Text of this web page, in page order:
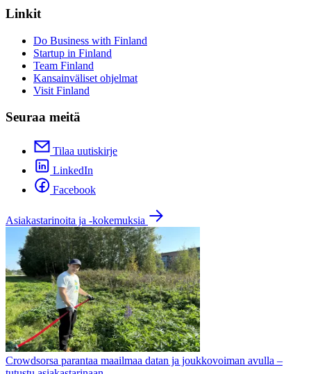
Linkit
Do Business with Finland
Startup in Finland
Team Finland
Kansainväliset ohjelmat
Visit Finland
Seuraa meitä
Tilaa uutiskirje
LinkedIn
Facebook
Asiakastarinoita ja -kokemuksia
Crowdsorsa parantaa maailmaa datan ja joukkovoiman avulla –